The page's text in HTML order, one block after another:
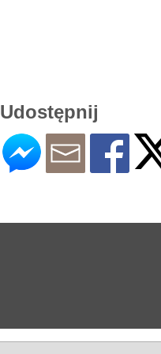
Udostępnij